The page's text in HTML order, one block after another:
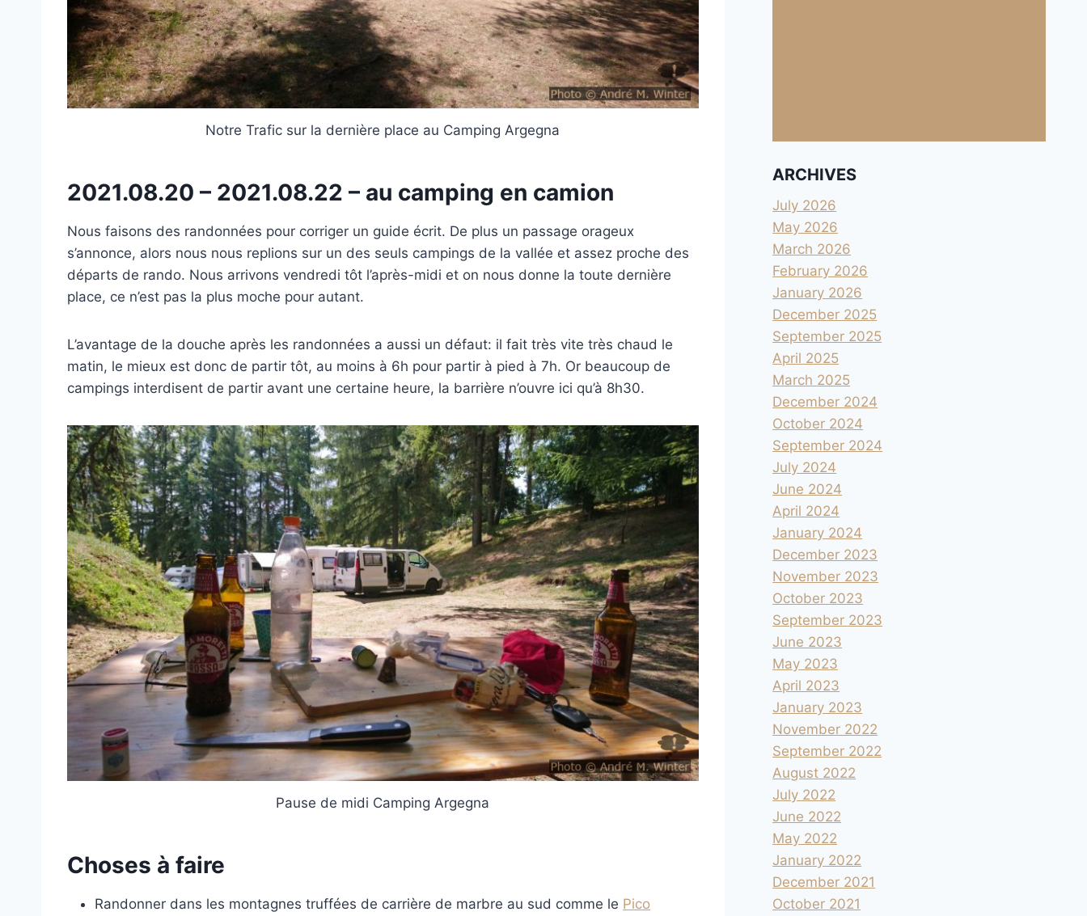
Notre Trafic sur la dernière place au Camping Argegna
2021.08.20 – 2021.08.22 – au camping en camion
Nous faisons des randonnées pour corriger un guide écrit. De plus un passage orageux
s’annonce, alors nous nous replions sur un des seuls campings de la vallée et assez proche des
départs de rando. Nous arrivons vendredi tôt l’après-midi et on nous donne la toute dernière
place, ce n’est pas la plus moche pour autant.
L’avantage de la douche après les randonnées a aussi un défaut: il fait très vite très chaud le
matin, le mieux est donc de partir tôt, au moins à 6h pour partir à pied à 7h. Or beaucoup de
campings interdisent de partir avant une certaine heure, la barrière n’ouvre ici qu’à 8h30.
Pause de midi Camping Argegna
Choses à faire
Randonner dans les montagnes truffées de carrière de marbre au sud comme le Pico
ARCHIVES
July 2026
May 2026
March 2026
February 2026
January 2026
December 2025
September 2025
April 2025
March 2025
December 2024
October 2024
September 2024
July 2024
June 2024
April 2024
January 2024
December 2023
November 2023
October 2023
September 2023
June 2023
May 2023
April 2023
January 2023
November 2022
September 2022
August 2022
July 2022
June 2022
May 2022
January 2022
December 2021
October 2021